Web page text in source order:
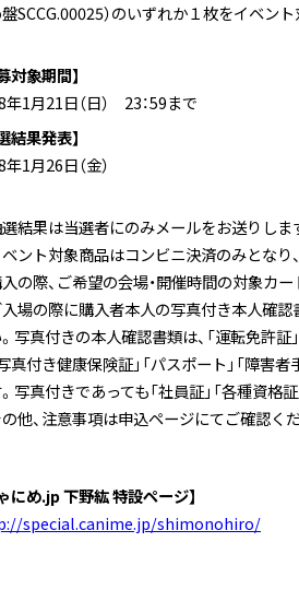
SCCG.00025）のいずれか１枚をイベン
対象期間】
年1月21日（日） 23：59まで
結果発表】
1月26日（金）
結果は当選者にのみメールをお送りしま
ント対象商品はコンビニ決済のみとなり
の際、ご希望の会場・開催時間の対象カ
場の際に購入者本人の写真付き本人確認
写真付きの本人確認書類は、「運転免許証
真付き健康保険証」「パスポート」「障害
写真付きであっても「社員証」「各種資
他、注意事項は申込ページにてご確認くだ
にめ.jp 下野紘 特設ページ】
special.canime.jp/shimonohiro/